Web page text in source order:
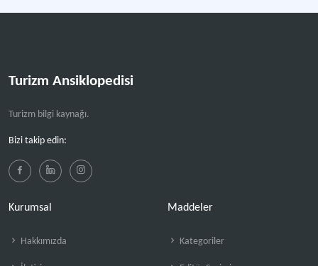
Turizm Ansiklopedisi
Turizm bilgi kaynağı.
Bizi takip edin:
Kurumsal
Hakkımızda
Maddeler
Kategoriler